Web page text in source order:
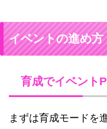
イベントの進め方
育成でイベント
まずは育成モードを